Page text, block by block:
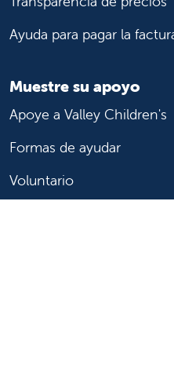
Ayuda para pagar la
Muestre su apoyo
Apoye a Valley Children's
Formas de ayudar
Voluntario